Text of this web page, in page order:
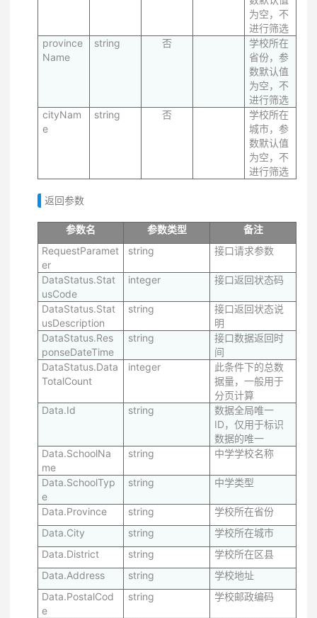
为空，不
进行筛选
province
Name
string 否
学校所在
省份，参
数默认值
为空，不
进行筛选
cityNam
e
string 否
学校所在
城市，参
数默认值
为空，不
进行筛选
返回参数
参数名 参数类型
备注
RequestParamet
er
string 接口请求参数
DataStatus.Stat
usCode
integer 接口返回状态码
DataStatus.Stat
usDescription
string
接口返回状态说
明
DataStatus.Res
ponseDateTime
string
接口数据返回时
间
DataStatus.Data
TotalCount
integer
此条件下的总数
据量，一般用于
分页计算
Data.Id
string
数据全局唯一
ID，仅用于标识
数据的唯一
Data.SchoolNa
me
string 中学学校名称
Data.SchoolTyp
e
string 中学类型
Data.Province string
学校所在省份
Data.City
string
学校所在城市
Data.District
string
学校所在区县
Data.Address
string
学校地址
Data.PostalCod
e
string 学校邮政编码